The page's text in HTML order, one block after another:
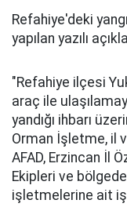
Refahiye'deki
yapılan yazılı
"Refahiye ilçesi
araç ile
yandığı ihbarı
Orman İşletme, il
AFAD, Erzincan İl
Ekipleri ve
işletmelerine ait